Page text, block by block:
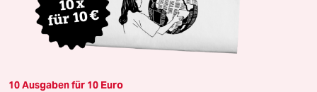
10 Ausgaben für 10 Euro